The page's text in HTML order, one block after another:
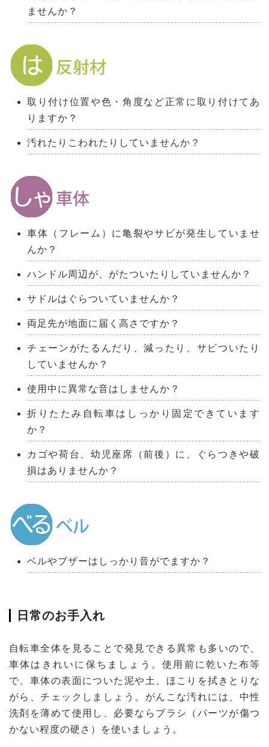
ませんか？
取り付け位置や色・角度など正常に取り付けてあ
りますか？
汚れたりこわれたりしていませんか？
車体（フレーム）に亀裂やサビが発生していませ
んか？
ハンドル周辺が、がたついたりしていませんか？
サドルはぐらついていませんか？
両足先が地面に届く高さですか？
チェーンがたるんだり、減ったり、サビついたり
していませんか？
使用中に異常な音はしませんか？
折りたたみ自転車はしっかり固定できています
か？
カゴや荷台、幼児座席（前後）に、ぐらつきや破
損はありませんか？
ベルやブザーはしっかり音がでますか？
日常のお手入れ
自転車全体を見ることで発見できる異常も多いので、
車体はきれいに保ちましょう。使用前に乾いた布等
で、車体の表面についた泥や土、ほこりを拭きとりな
がら、チェックしましょう。がんこな汚れには、中性
洗剤を薄めて使用し、必要ならブラシ（パーツが傷つ
かない程度の硬さ）を使いましょう。